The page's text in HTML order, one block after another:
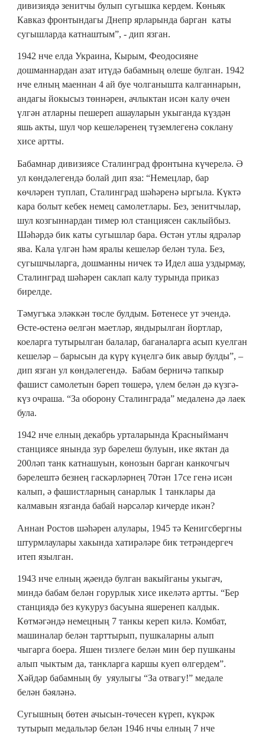
дивизиядә зенитчы булып сугышка кердем. Көньяк
Кавказ фронтындагы Днепр ярларында барган каты
сугышларда катнаштым”, - дип язган.
1942 нче елда Украина, Кырым, Феодосияне
дошманнардан азат итүдә бабамның өлеше булган. 1942
нче елның маеннан 4 ай буе чолганышта калганнарын,
андагы йокысыз төннәрен, ачлыктан исән калу өчен
үлгән атларны пешереп ашауларын укыганда күздән
яшь акты, шул чор кешеләренең түземлегенә соклану
хисе артты.
Бабамнар дивизиясе Сталинград фронтына күчерелә. Ә
ул көндәлегендә болай дип яза: “Немецлар, бар
көчләрен туплап, Сталинград шәһәренә ыргыла. Күктә
кара болыт кебек немец самолетлары. Без, зенитчылар,
шул козгыннардан тимер юл станциясен саклыйбыз.
Шәһәрдә бик каты сугышлар бара. Өстән утлы ядрәләр
ява. Кала үлгән һәм яралы кешеләр белән тула. Без,
сугышчыларга, дошманны ничек тә Идел аша уздырмау,
Сталинград шәһәрен саклап калу турында приказ
бирелде.
Тәмугъка эләккән төсле булдым. Бөтенесе ут эчендә.
Өсте-өстенә өелгән мәетләр, яндырылган йортлар,
коеларга тутырылган балалар, баганаларга асып куелган
кешеләр – барысын да күрү күңелгә бик авыр булды”, –
дип язган ул көндәлегендә. Бабам берничә тапкыр
фашист самолетын бәреп төшерә, үлем белән дә күзгә-
күз очраша. “За оборону Сталинграда” медаленә дә лаек
була.
1942 нче елның декабрь урталарында Красныйманч
станциясе янында зур бәрелеш булуын, ике яктан да
200ләп танк катнашуын, көнозын барган канкочгыч
бәрелештә безнең гаскәрләрнең 70тән 17се генә исән
калып, ә фашистларның санарлык 1 танклары да
калмавын язганда бабай нәрсәләр кичерде икән?
Аннан Ростов шәһәрен алулары, 1945 тә Кенигсбергны
штурмлаулары хакында хатирәләре бик тетрәндергеч
итеп язылган.
1943 нче елның җәендә булган вакыйганы укыгач,
миндә бабам белән горурлык хисе икеләтә артты. “Бер
станциядә без кукуруз басуына яшеренеп калдык.
Көтмәгәндә немецның 7 танкы кереп килә. Комбат,
машиналар белән тарттырып, пушкаларны алып
чыгарга боера. Яшен тизлеге белән мин бер пушканы
алып чыктым да, танкларга каршы куеп өлгердем”.
Хәйдәр бабамның бу уяулыгы “За отвагу!” медале
белән бәяләнә.
Сугышның бөтен ачысын-төчесен күреп, күкрәк
тутырып медальләр белән 1946 нчы елның 7 нче